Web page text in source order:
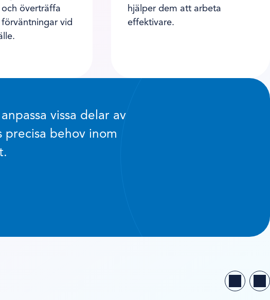
överträffa
vid
hjälper dem att arbeta
effektivare.
vissa delar av
behov inom